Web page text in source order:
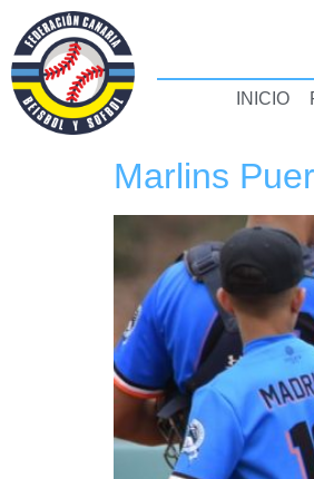
INICIO
Marlins